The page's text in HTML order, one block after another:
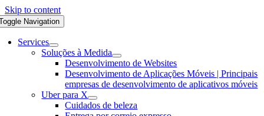
Skip to content
Navigation
Services
Soluções à Medida
Desenvolvimento de Websites
Desenvolvimento de Aplicações Móveis | Principais
empresas de desenvolvimento de aplicativos móveis
Uber para X
Cuidados de beleza